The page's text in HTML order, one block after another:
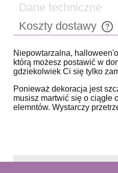
Dane techniczne
Koszty dostawy
Cena nie zawiera ewentualnych
Niepowtarzalna,
którą możesz postawić w
gdziekolwiek Ci się tylko
Ponieważ dekoracja jest
musisz martwić się o ciągłe
elemntów. Wystarczy